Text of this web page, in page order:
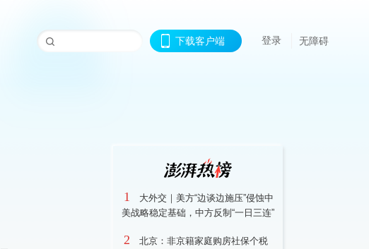
下载客户端 登录 无障碍
1
大外交｜美方“边谈边施压”侵蚀中
美战略稳定基础，中方反制“一日三连”
2
北京：非京籍家庭购房社保个税